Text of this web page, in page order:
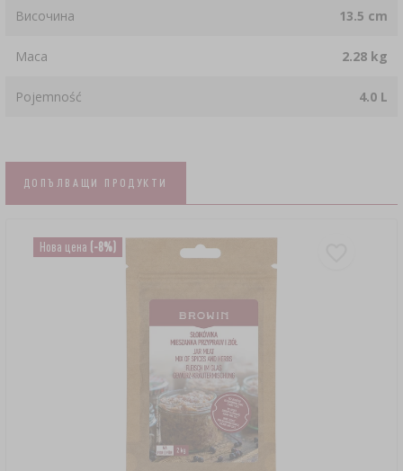
Височина 13.5 cm
Маса 2.28 kg
Pojemność 4.0 L
ДОПЪЛВАЩИ ПРОДУКТИ
Нова цена (-8%)